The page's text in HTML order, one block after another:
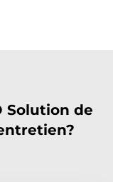
Solution de